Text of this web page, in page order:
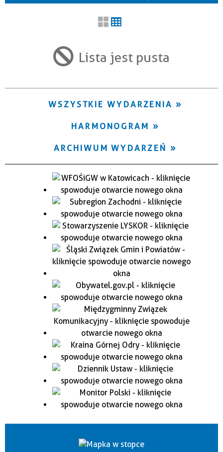
Trwające w zakresie Lista jest pusta
WSZYSTKIE WYDARZENIA
HARMONOGRAM
ARCHIWUM WYDARZEŃ